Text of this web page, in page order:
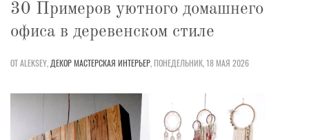
30 Примеров уютного домашнего
офиса в деревенском стиле
ОТ ALEKSEY,ДЕКОРМАСТЕРСКАЯ ИНТЕРЬЕР,ПОНЕДЕЛЬНИК, 18 МАЯ 2026